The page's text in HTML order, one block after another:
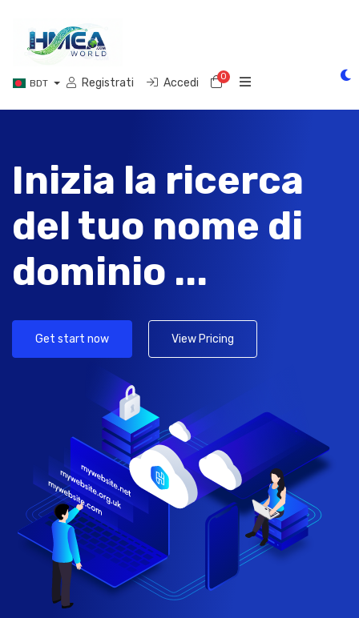
BDT Registrati Accedi 0Carrello
Inizia la ricerca
del tuo nome di
dominio ...
Get start now View Pricing